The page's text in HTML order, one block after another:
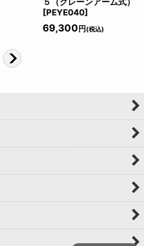
[PEYE040]
69,300 円(税込)